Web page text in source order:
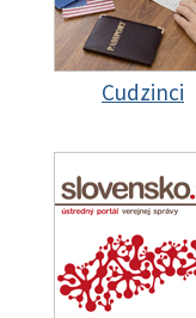
Cudzinci